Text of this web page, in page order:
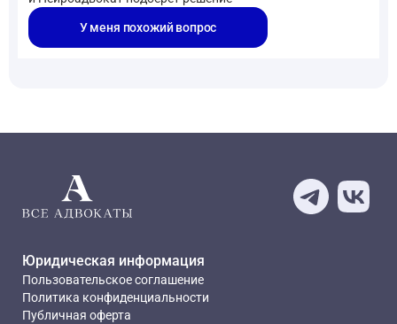
У меня похожий вопрос
Юридическая информация
Пользовательское соглашение
Политика конфиденциальности
Публичная оферта